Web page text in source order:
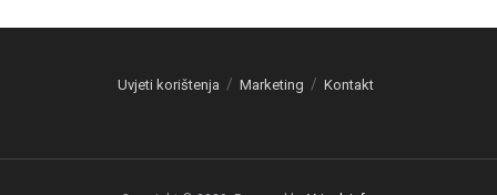
Uvjeti korištenja Marketing Kontakt